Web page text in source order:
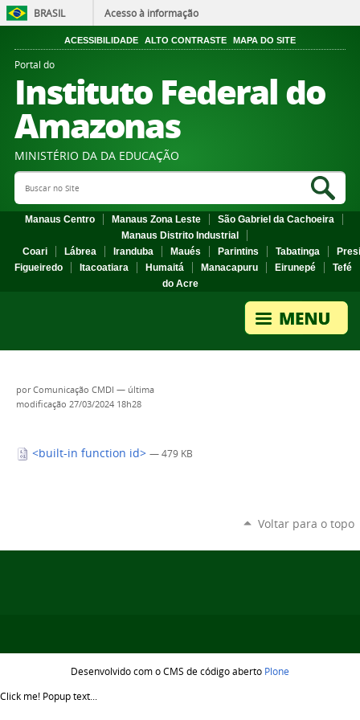
BRASIL Acesso à informação
ACESSIBILIDADE ALTO CONTRASTE MAPA DO SITE
Portal do
Instituto Federal do
Amazonas
MINISTÉRIO DA DA EDUCAÇÃO
Search Site
Manaus Centro Manaus Zona Leste
São Gabriel da Cachoeira
Manaus Distrito Industrial
Coari
Lábrea Iranduba Maués Parintins Tabatinga
Figueiredo
Itacoatiara Humaitá Manacapuru Eirunepé
Tefé
do Acre
porComunicação CMDI — última
modificação 27/03/2024 18h28
<built-in function id> — 479 KB
Voltar para o topo
Desenvolvido com o CMS de código aberto Plone
Click me! Popup text...